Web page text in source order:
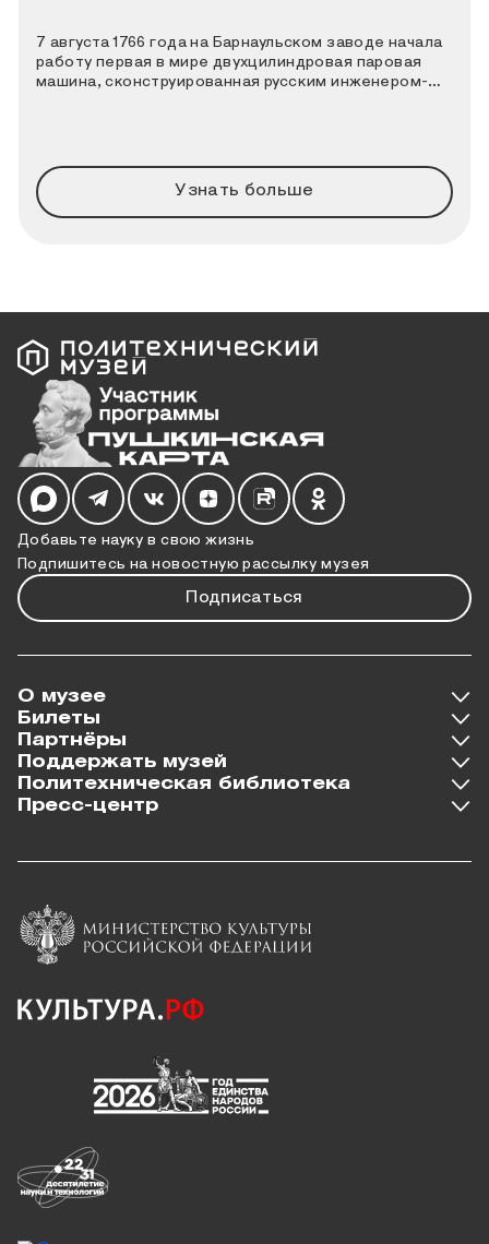
7 августа 1766 года на Барнаульском заводе начала
работу первая в мире двухцилиндровая паровая
машина, сконструированная русским инженером-
Узнать больше
Добавьте науку в свою жизнь
Подпишитесь на новостную рассылку музея
Подписаться
Мы в социальных сетях
О музее
Билеты
Партнёры
Поддержать музей
Политехническая библиотека
Пресс-центр